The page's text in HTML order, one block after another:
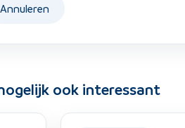
Annuleren
ook interessant